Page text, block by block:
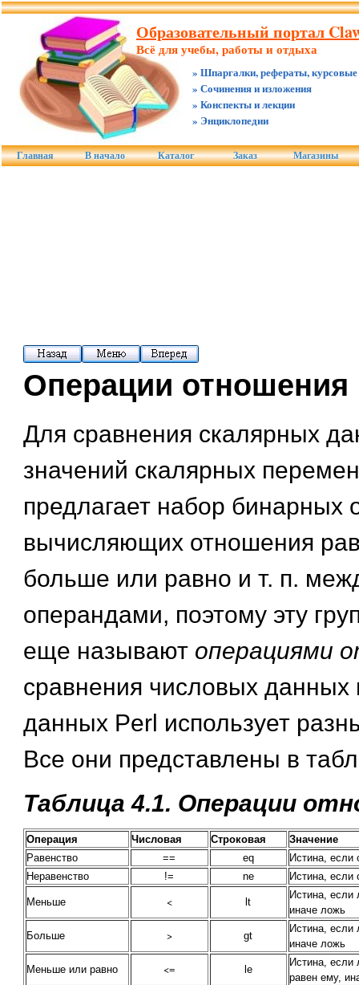
Образовательный портал
Всё для учебы, работы и отдыха
» Шпаргалки, рефераты, курсовые
» Сочинения и изложения
» Конспекты и лекции
» Энциклопедии
Главная В начало Каталог Заказ Магазины
Операции отношения
Для сравнения скалярных
значений скалярных
предлагает набор бинарных
вычисляющих отношения
больше или равно и т. п.
операндами, поэтому эту
еще называют операциями
сравнения числовых данных
данных Perl использует
Все они представлены в
Таблица 4.1. Операции
Операция Числовая Строковая
Значение
Равенство
== eq
Истина, если
Неравенство
!= ne Истина, если
Меньше < lt
Истина, если
иначе ложь
Больше > gt
Истина, если
иначе ложь
Меньше или равно <= le
Истина, если
равен ему,